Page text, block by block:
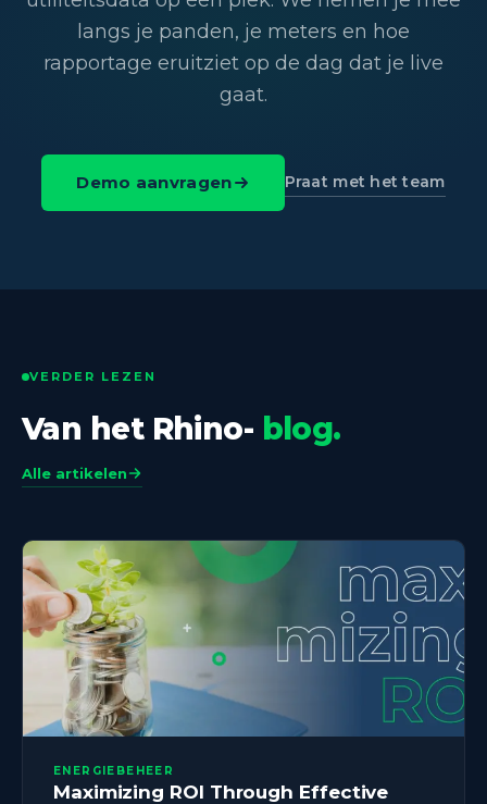
langs je panden, je meters en hoe
rapportage eruitziet op de dag dat je live
gaat.
Demo aanvragen Praat met het team
VERDER LEZEN
Van het Rhino- blog.
Alle artikelen
ENERGIEBEHEER
Maximizing ROI Through Effective